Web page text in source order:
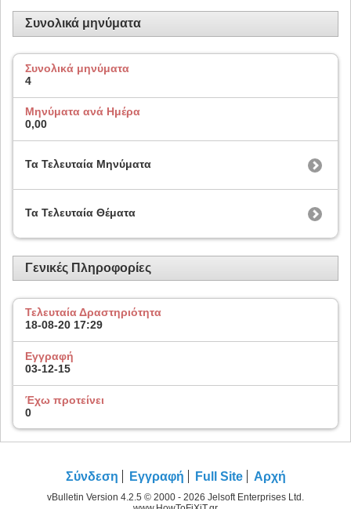
Συνολικά μηνύματα
Συνολικά μηνύματα
4
Μηνύματα ανά Ημέρα
0,00
Τα Τελευταία Μηνύματα
Τα Τελευταία Θέματα
Γενικές Πληροφορίες
Τελευταία Δραστηριότητα
18-08-20 17:29
Εγγραφή
03-12-15
Έχω προτείνει
0
Σύνδεση Εγγραφή Full Site Αρχή
vBulletin Version 4.2.5 © 2000 - 2026 Jelsoft Enterprises Ltd.